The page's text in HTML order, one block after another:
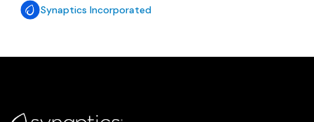
Synaptics Incorporated